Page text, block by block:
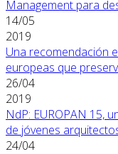
Management para
14/05
2019
Una recomendación
europeas que
26/04
2019
NdP: EUROPAN 15,
de jóvenes
24/04